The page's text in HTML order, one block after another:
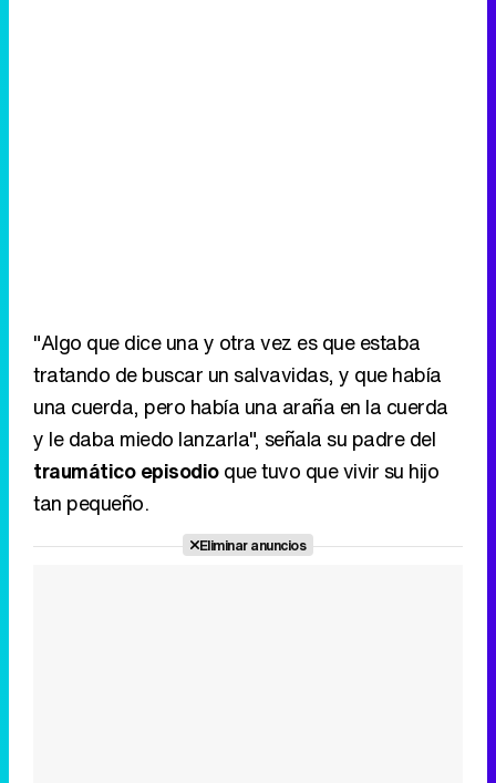
"Algo que dice una y otra vez es que estaba
tratando de buscar un salvavidas, y que había
una cuerda, pero había una araña en la cuerda
y le daba miedo lanzarla", señala su padre del
traumático episodioque tuvo que vivir su hijo
tan pequeño.
Eliminar anuncios